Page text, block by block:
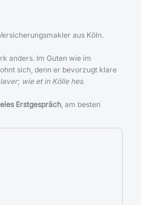
aus Köln.
anders. Im Guten wie im
sich, denn er bevorzugt klare
; wie et in Kölle hes.
Erstgespräch , am besten